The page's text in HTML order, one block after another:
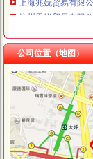
杭州思锐贸易有限
重庆百谷农业开发
重庆戴盛贷款咨询
重庆伟尚科技发展
重庆泰盛贷款咨询
重庆欧氏科技发展
重庆金品科技有限
重庆盛旗投资咨询
重庆凯誉网络通信
上海兆妩贸易有限
公司位置（地图）
渝北局重庆代办公
江北局四项措施加
国家工商总局渝中